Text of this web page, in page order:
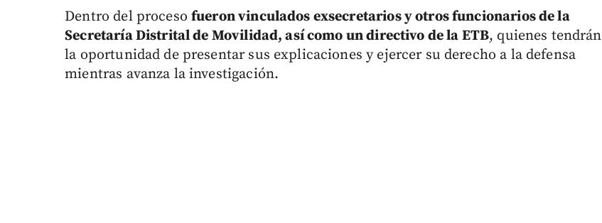
Dentro del procesofueron vinculados exsecretarios y otros funcionarios de la
Secretaría Distrital de Movilidad, así como un directivo de la ETB, quienes tendrán
la oportunidad de presentar sus explicaciones y ejercer su derecho a la defensa
mientras avanza la investigación.